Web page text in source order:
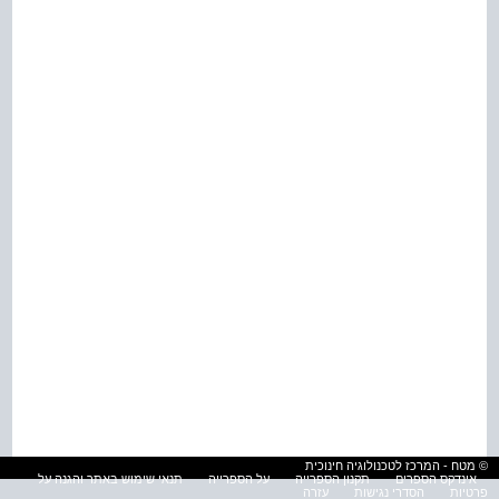
© מטח - המרכז לטכנולוגיה חינוכית
אינדקס הספרים
תקנון הספרייה על הספרייה
תנאי שימוש באתר והגנה על
פרטיות
הסדרי נגישות עזרה